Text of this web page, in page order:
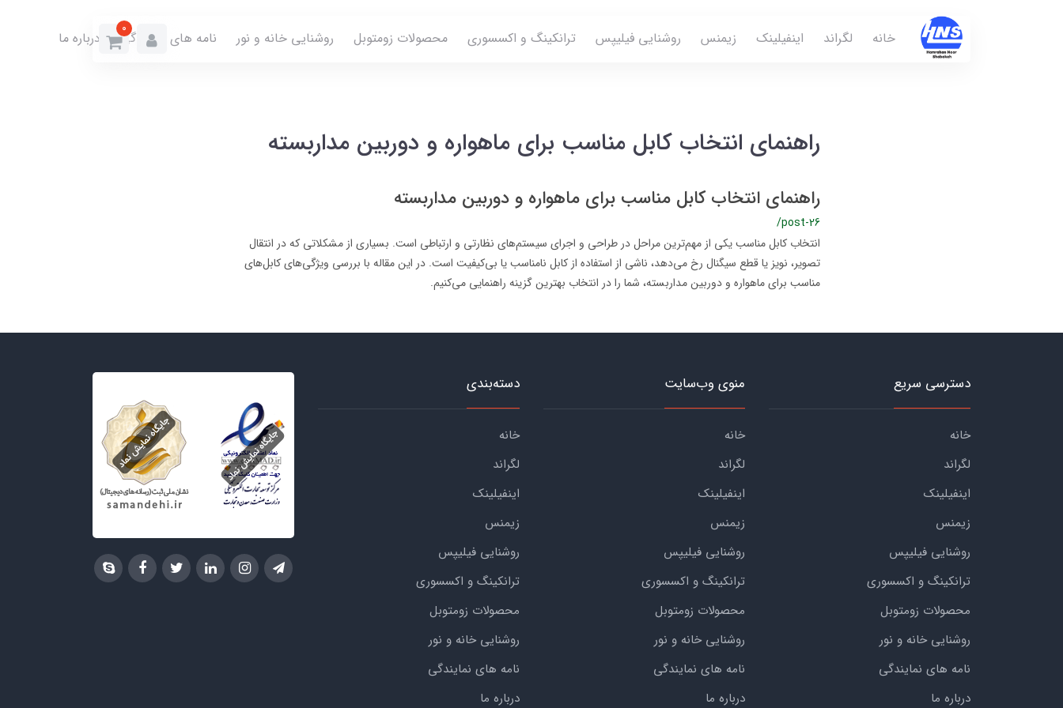
خانه لگراند اینفیلینک زیمنس روشنایی فیلیپس ترانکینگ و اکسسوری محصولات زومتوبل روشنایی خانه و نور نامه های نمایندگی درباره ما
0
راهنمای انتخاب کابل مناسب برای ماهواره و دوربین مداربسته
راهنمای انتخاب کابل مناسب برای ماهواره و دوربین مداربسته
/post-26
انتخاب کابل مناسب یکی از مهم‌ترین مراحل در طراحی و اجرای سیستم‌های نظارتی و ارتباطی است. بسیاری از مشکلاتی که در انتقال
تصویر، نویز یا قطع سیگنال رخ می‌دهد، ناشی از استفاده از کابل نامناسب یا بی‌کیفیت است. در این مقاله با بررسی ویژگی‌های کابل‌های
مناسب برای ماهواره و دوربین مداربسته، شما را در انتخاب بهترین گزینه راهنمایی می‌کنیم.
دسترسی سریع
خانه
لگراند
اینفیلینک
زیمنس
روشنایی فیلیپس
ترانکینگ و اکسسوری
محصولات زومتوبل
روشنایی خانه و نور
نامه های نمایندگی
درباره ما
منوی وب‌سایت
خانه
لگراند
اینفیلینک
زیمنس
روشنایی فیلیپس
ترانکینگ و اکسسوری
محصولات زومتوبل
روشنایی خانه و نور
نامه های نمایندگی
درباره ما
دسته‌بندی
خانه
لگراند
اینفیلینک
زیمنس
روشنایی فیلیپس
ترانکینگ و اکسسوری
محصولات زومتوبل
روشنایی خانه و نور
نامه های نمایندگی
درباره ما